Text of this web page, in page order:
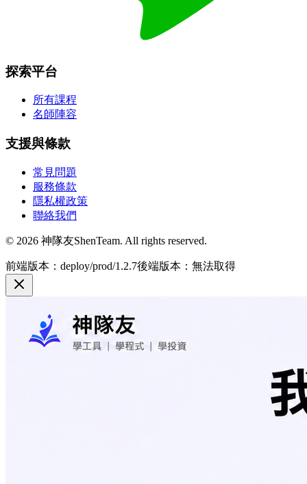
探索平台
所有課程
名師陣容
支援與條款
常見問題
服務條款
隱私權政策
聯絡我們
© 2026 神隊友ShenTeam. All rights reserved.
前端版本：deploy/prod/1.2.7後端版本：無法取得